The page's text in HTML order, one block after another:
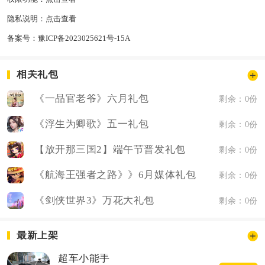
隐私说明： 点击查看
备案号： 豫ICP备2023025621号-15A
相关礼包
《一品官老爷》六月礼包 剩余：0份
《浮生为卿歌》五一礼包 剩余：0份
【放开那三国2】端午节普发礼包 剩余：0份
《航海王强者之路》》6月媒体礼包 剩余：0份
《剑侠世界3》万花大礼包 剩余：0份
最新上架
超车小能手